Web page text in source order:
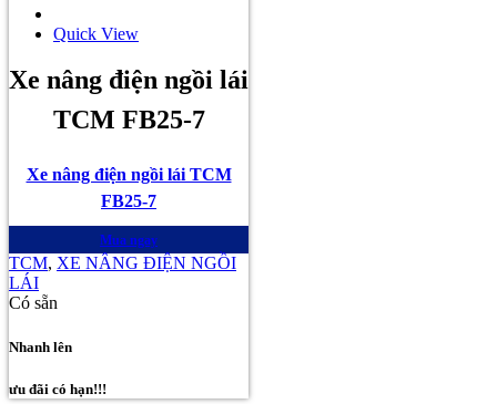
Quick View
Xe nâng điện ngồi lái
TCM FB25-7
Xe nâng điện ngồi lái TCM
FB25-7
Mua ngay
TCM, XE NÂNG ĐIỆN NGỒI
LÁI
Có sẵn
Nhanh lên
ưu đãi có hạn!!!